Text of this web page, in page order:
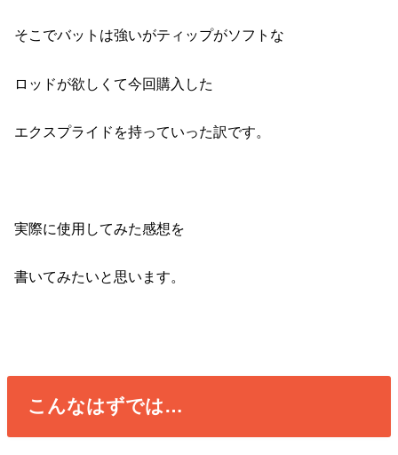
そこでバットは強いがティップがソフトな
ロッドが欲しくて今回購入した
エクスプライドを持っていった訳です。
実際に使用してみた感想を
書いてみたいと思います。
こんなはずでは…